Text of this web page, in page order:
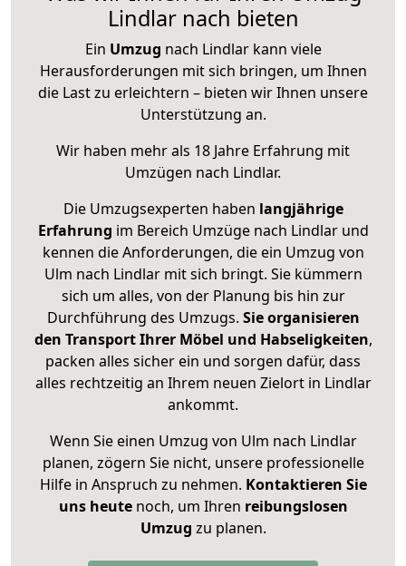
Lindlar nach bieten
Ein Umzug nach Lindlar kann viele
Herausforderungen mit sich bringen, um Ihnen
die Last zu erleichtern – bieten wir Ihnen unsere
Unterstützung an.
Wir haben mehr als 18 Jahre Erfahrung mit
Umzügen nach Lindlar.
Die Umzugsexperten haben langjährige
Erfahrung im Bereich Umzüge nach Lindlar und
kennen die Anforderungen, die ein Umzug von
Ulm nach Lindlar mit sich bringt. Sie kümmern
sich um alles, von der Planung bis hin zur
Durchführung des Umzugs. Sie organisieren
den Transport Ihrer Möbel und Habseligkeiten,
packen alles sicher ein und sorgen dafür, dass
alles rechtzeitig an Ihrem neuen Zielort in Lindlar
ankommt.
Wenn Sie einen Umzug von Ulm nach Lindlar
planen, zögern Sie nicht, unsere professionelle
Hilfe in Anspruch zu nehmen. Kontaktieren Sie
uns heutenoch, um Ihren reibungslosen
Umzug zu planen.